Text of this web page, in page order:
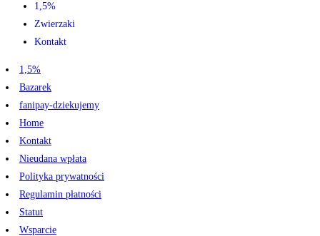
1,5%
Zwierzaki
Kontakt
1,5%
Bazarek
fanipay-dziekujemy
Home
Kontakt
Nieudana wpłata
Polityka prywatności
Regulamin płatności
Statut
Wsparcie